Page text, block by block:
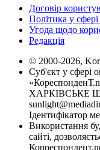
Договір
Політика у
Угода щодо
Редакція
© 2000-2026,
Суб'єкт у сфері
ХАРКІВСЬКЕ
Ідентифікатор
Використання
сайті,